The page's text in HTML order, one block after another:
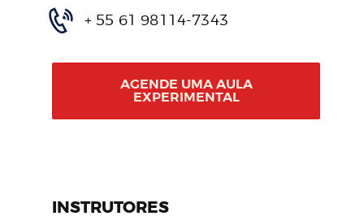
+ 55 61 98114-7343
AGENDE UMA AULA
EXPERIMENTAL
INSTRUTORES